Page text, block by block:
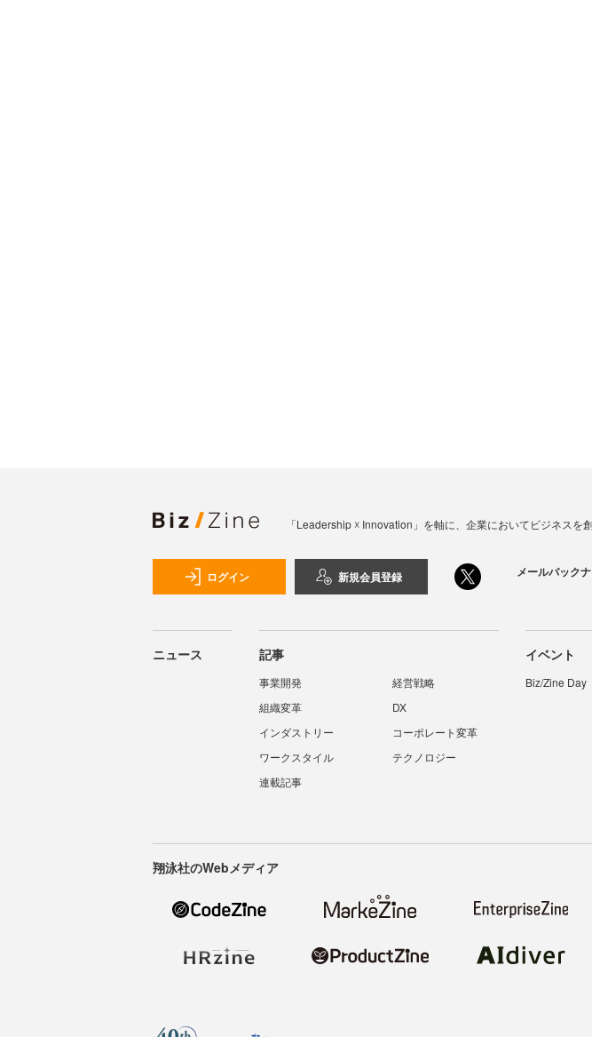
「Leadership ☓ Innovation」を軸に、企業においてビジネスを
ログイン 新規会員登録 メールバ
ニュース 記事
事業開発
経営戦略
組織変革
DX
インダストリー
コーポレート変革
ワークスタイル
テクノロジー
連載記事
イベント
Biz/Zine Day
翔泳社のWebメディア